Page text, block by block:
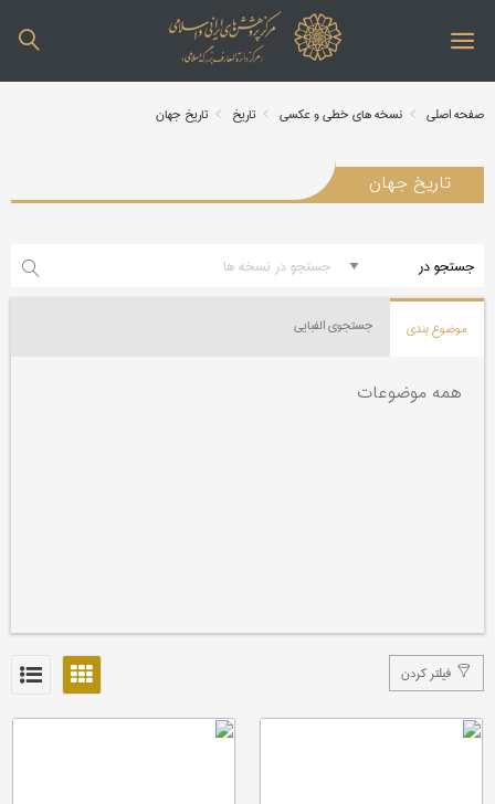
صفحه اصلی نسخه های خطی و عکسی تاریخ تاریخ جهان
تاریخ جهان
موضوع بندی جستجوی الفبایی
همه موضوعات
فیلتر کردن